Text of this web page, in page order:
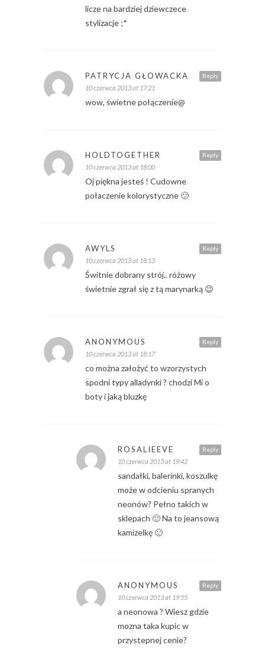
licze na bardziej dziewczece
stylizacje ;*
Reply
PATRYCJA GŁOWACKA
10 czerwca 2013 at 17:21
wow, świetne połączenie@
Reply
HOLDTOGETHER
10 czerwca 2013 at 18:00
Oj piękna jesteś ! Cudowne
połaczenie kolorystyczne 🙂
Reply
AWYLS
10 czerwca 2013 at 18:13
Świtnie dobrany strój.. różowy
świetnie zgrał się z tą marynarką 😉
Reply
ANONYMOUS
10 czerwca 2013 at 18:17
co można założyć to wzorzystych
spodni typy alladynki ? chodzi Mi o
boty i jaką bluzkę
Reply
ROSALIEEVE
10 czerwca 2013 at 19:42
sandałki, balerinki, koszulkę
może w odcieniu spranych
neonów? Pełno takich w
sklepach 🙂 Na to jeansową
kamizelkę 🙂
Reply
ANONYMOUS
10 czerwca 2013 at 19:55
a neonowa ? Wiesz gdzie
mozna taka kupic w
przystepnej cenie?